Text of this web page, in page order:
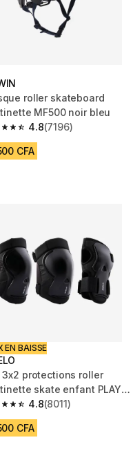
roller skateboard
MF500 noir bleu
4.8
out of 5 stars from 7196
(7196)
CFA
EN BAISSE
3x2 protections roller
skate enfant PLAY
4.8
out of 5 stars from 8011
(8011)
CFA